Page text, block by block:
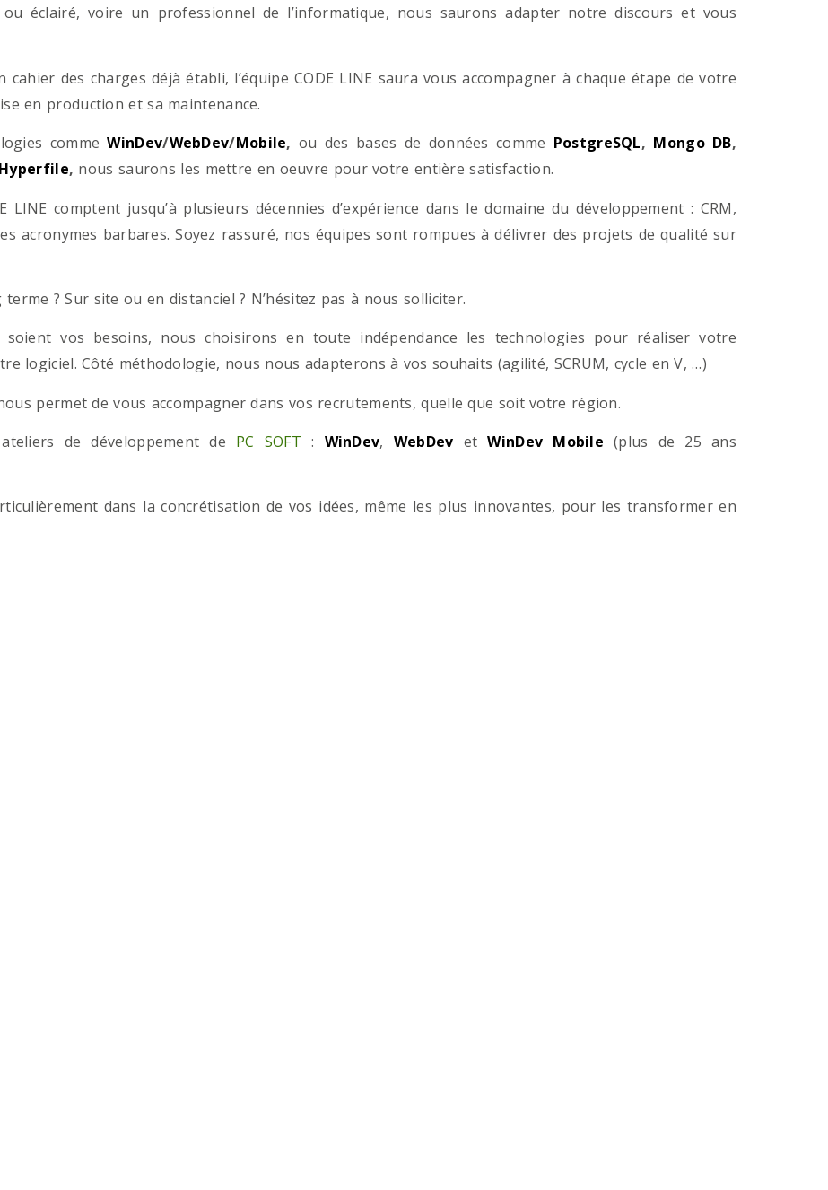
éclairé, voire un professionnel de l’informatique, nous saurons adapter notre discours et vous
des charges déjà établi, l’équipe CODE LINE saura vous accompagner à chaque étape de votre
en production et sa maintenance.
commeWinDev/WebDev/Mobile, ou des bases de données comme PostgreSQL, Mongo DB,
Hyperfile, nous saurons les mettre en oeuvre pour votre entière satisfaction.
LINE comptent jusqu’à plusieurs décennies d’expérience dans le domaine du développement : CRM,
acronymes barbares. Soyez rassuré, nos équipes sont rompues à délivrer des projets de qualité sur
? Sur site ou en distanciel ? N’hésitez pas à nous solliciter.
vos besoins, nous choisirons en toute indépendance les technologies pour réaliser votre
logiciel. Côté méthodologie, nous nous adapterons à vos souhaits (agilité, SCRUM, cycle en V, …)
permet de vous accompagner dans vos recrutements, quelle que soit votre région.
de développement de PC SOFT : WinDev, WebDev et WinDev Mobile (plus de 25 ans
dans la concrétisation de vos idées, même les plus innovantes, pour les transformer en